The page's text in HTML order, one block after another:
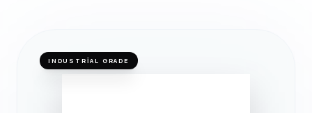
INDUSTRIAL GRADE